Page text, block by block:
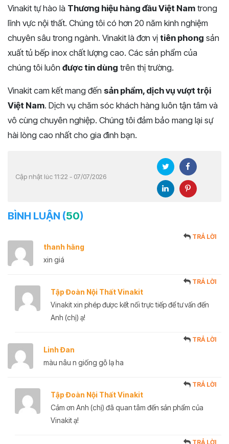
Vinakit tự hào là Thương hiệu hàng đầu Việt Nam trong
lĩnh vực nội thất. Chúng tôi có hơn 20 năm kinh nghiệm
chuyên sâu trong ngành. Vinakit là đơn vị tiên phong sản
xuất tủ bếp inox chất lượng cao. Các sản phẩm của
chúng tôi luôn được tin dùng trên thị trường.
Vinakit cam kết mang đến sản phẩm, dịch vụ vượt trội
Việt Nam. Dịch vụ chăm sóc khách hàng luôn tận tâm và
vô cùng chuyên nghiệp. Chúng tôi đảm bảo mang lại sự
hài lòng cao nhất cho gia đình bạn.
Cập nhật lúc 11:22 - 07/07/2026
BÌNH LUẬN (50)
thanh hằng
TRẢ LỜI
xin giá
Tập Đoàn Nội Thất Vinakit
TRẢ LỜI
Vinakit xin phép được kết nối trực tiếp để tư vấn đến
Anh (chị) ạ!
Linh Đan
TRẢ LỜI
màu nâu n giống gỗ lạ ha
Tập Đoàn Nội Thất Vinakit
TRẢ LỜI
Cảm ơn Anh (chị) đã quan tâm đến sản phẩm của
Vinakit ạ!
TRẢ LỜI